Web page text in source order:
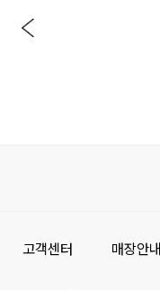
고객센터 매장안내